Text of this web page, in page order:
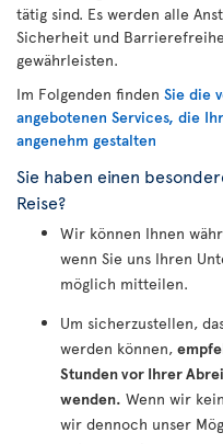
tätig sind. Es werden alle
Sicherheit und
gewährleisten.
Im Folgenden finden Sie die
angebotenen Services, die
angenehm gestalten
Sie haben einen
Reise?
Wir können Ihnen
wenn Sie uns Ihren
möglich mitteilen.
Um sicherzustellen,
werden können,
Stunden vor Ihrer
wenden. Wenn wir
wir dennoch unser